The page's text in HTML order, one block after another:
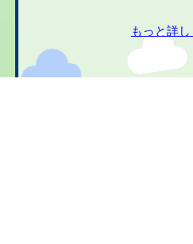
もっと詳し